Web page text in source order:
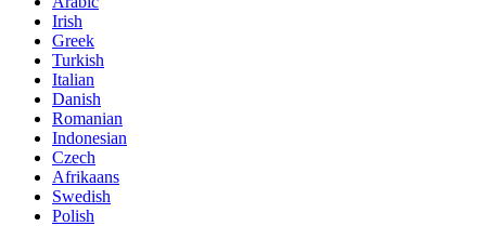
Irish
Greek
Turkish
Italian
Danish
Romanian
Indonesian
Czech
Afrikaans
Swedish
Polish